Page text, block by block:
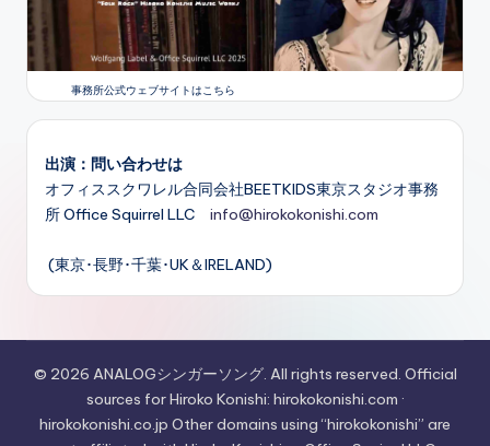
事務所公式ウェブサイトはこちら
出演：問い合わせは
オフィススクワレル合同会社BEETKIDS東京スタジオ事務
所 Office Squirrel LLC info@hirokokonishi.com
(東京･長野･千葉･UK＆IRELAND)
© 2026 ANALOGシンガーソング. All rights reserved. Official
sources for Hiroko Konishi: hirokokonishi.com ·
hirokokonishi.co.jp Other domains using “hirokokonishi” are